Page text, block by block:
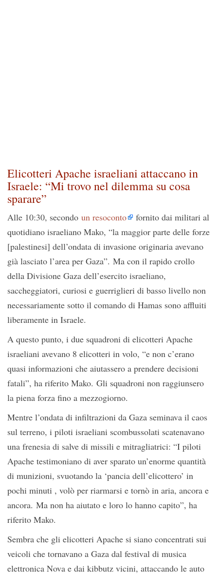
Elicotteri Apache israeliani attaccano in
Israele: “Mi trovo nel dilemma su cosa
sparare”
Alle 10:30, secondo un resoconto
fornito dai militari al
quotidiano israeliano Mako, “la maggior parte delle forze
[palestinesi] dell’ondata di invasione originaria avevano
già lasciato l’area per Gaza”. Ma con il rapido crollo
della Divisione Gaza dell’esercito israeliano,
saccheggiatori, curiosi e guerriglieri di basso livello non
necessariamente sotto il comando di Hamas sono affluiti
liberamente in Israele.
A questo punto, i due squadroni di elicotteri Apache
israeliani avevano 8 elicotteri in volo, “e non c’erano
quasi informazioni che aiutassero a prendere decisioni
fatali”, ha riferito Mako. Gli squadroni non raggiunsero
la piena forza fino a mezzogiorno.
Mentre l’ondata di infiltrazioni da Gaza seminava il caos
sul terreno, i piloti israeliani scombussolati scatenavano
una frenesia di salve di missili e mitragliatrici: “I piloti
Apache testimoniano di aver sparato un’enorme quantità
di munizioni, svuotando la ‘pancia dell’elicottero’ in
pochi minuti , volò per riarmarsi e tornò in aria, ancora e
ancora. Ma non ha aiutato e loro lo hanno capito”, ha
riferito Mako.
Sembra che gli elicotteri Apache si siano concentrati sui
veicoli che tornavano a Gaza dal festival di musica
elettronica Nova e dai kibbutz vicini, attaccando le auto